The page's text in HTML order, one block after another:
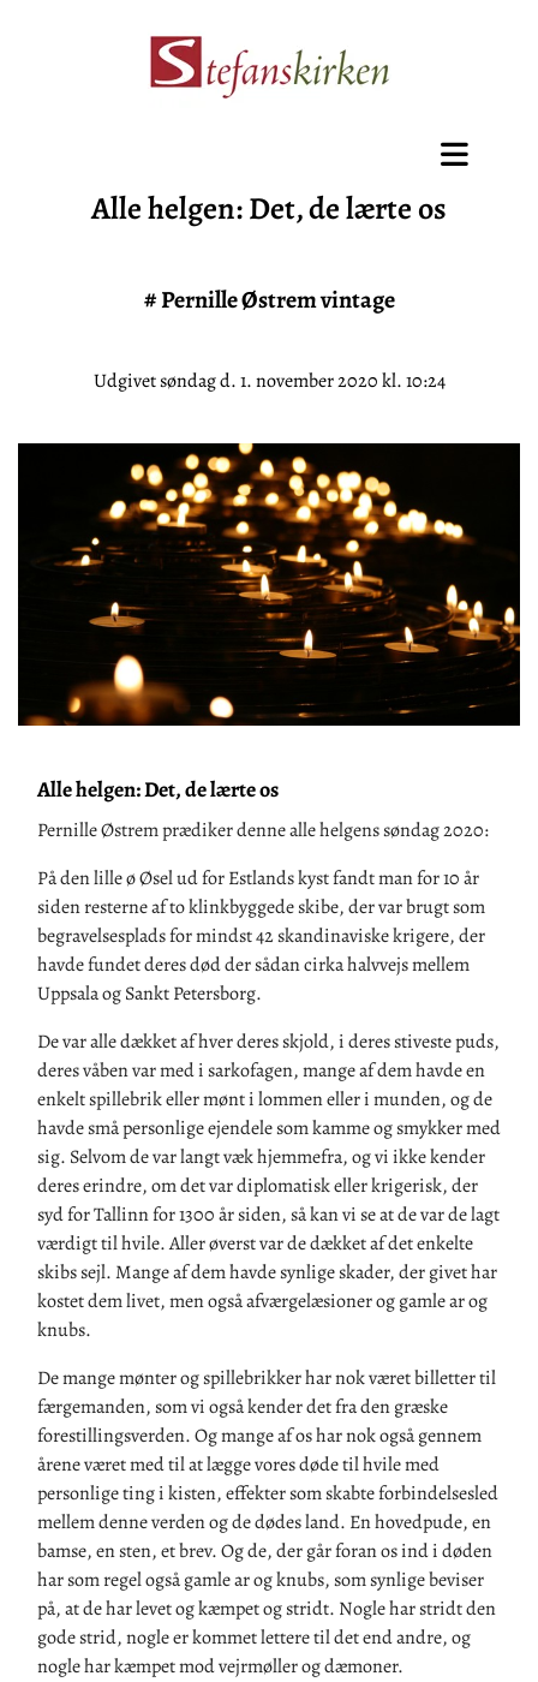
Alle helgen: Det, de lærte os
#Pernille Østrem vintage
Udgivet søndag d. 1. november 2020 kl. 10:24
Alle helgen: Det, de lærte os
Pernille Østrem prædiker denne alle helgens søndag 2020:
På den lille ø Øsel ud for Estlands kyst fandt man for 10 år
siden resterne af to klinkbyggede skibe, der var brugt som
begravelsesplads for mindst 42 skandinaviske krigere, der
havde fundet deres død der sådan cirka halvvejs mellem
Uppsala og Sankt Petersborg.
De var alle dækket af hver deres skjold, i deres stiveste puds,
deres våben var med i sarkofagen, mange af dem havde en
enkelt spillebrik eller mønt i lommen eller i munden, og de
havde små personlige ejendele som kamme og smykker med
sig. Selvom de var langt væk hjemmefra, og vi ikke kender
deres erindre, om det var diplomatisk eller krigerisk, der
syd for Tallinn for 1300 år siden, så kan vi se at de var de lagt
værdigt til hvile. Aller øverst var de dækket af det enkelte
skibs sejl. Mange af dem havde synlige skader, der givet har
kostet dem livet, men også afværgelæsioner og gamle ar og
knubs.
De mange mønter og spillebrikker har nok været billetter til
færgemanden, som vi også kender det fra den græske
forestillingsverden. Og mange af os har nok også gennem
årene været med til at lægge vores døde til hvile med
personlige ting i kisten, effekter som skabte forbindelsesled
mellem denne verden og de dødes land. En hovedpude, en
bamse, en sten, et brev. Og de, der går foran os ind i døden
har som regel også gamle ar og knubs, som synlige beviser
på, at de har levet og kæmpet og stridt. Nogle har stridt den
gode strid, nogle er kommet lettere til det end andre, og
nogle har kæmpet mod vejrmøller og dæmoner.